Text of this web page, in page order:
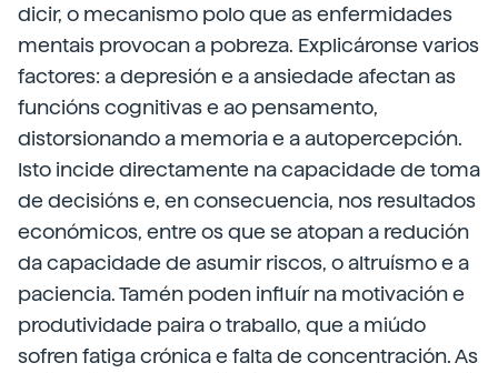
dicir, o mecanismo polo que as enfermidades
mentais provocan a pobreza. Explicáronse varios
factores: a depresión e a ansiedade afectan as
funcións cognitivas e ao pensamento,
distorsionando a memoria e a autopercepción.
Isto incide directamente na capacidade de toma
de decisións e, en consecuencia, nos resultados
económicos, entre os que se atopan a redución
da capacidade de asumir riscos, o altruísmo e a
paciencia. Tamén poden influír na motivación e
produtividade paira o traballo, que a miúdo
sofren fatiga crónica e falta de concentración. As